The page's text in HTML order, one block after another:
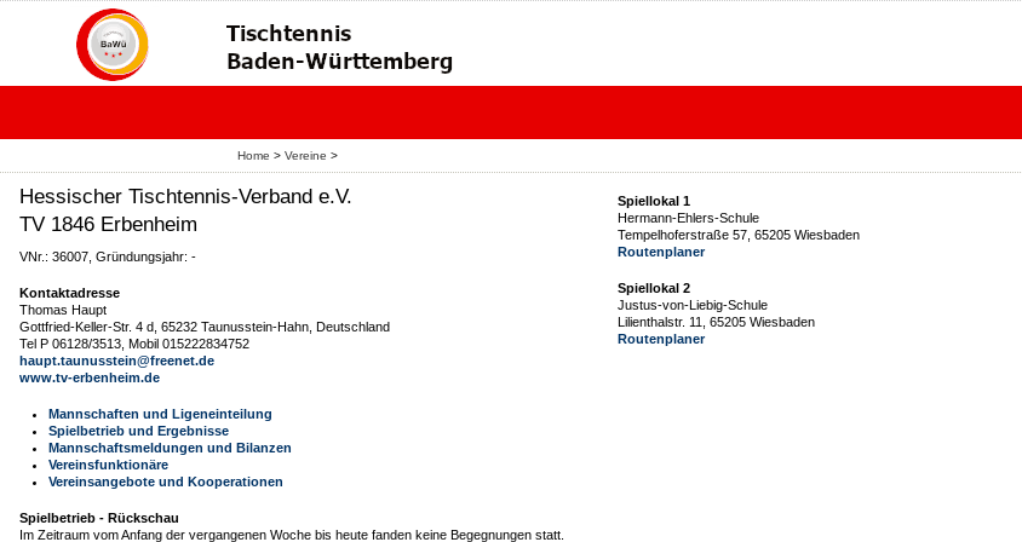
Home > Vereine >
Hessischer Tischtennis-Verband e.V.
TV 1846 Erbenheim
VNr.: 36007, Gründungsjahr: -
Kontaktadresse
Thomas Haupt
Gottfried-Keller-Str. 4 d, 65232 Taunusstein-Hahn, Deutschland
Tel P 06128/3513, Mobil 015222834752
haupt.taunusstein@freenet.de
www.tv-erbenheim.de
Mannschaften und Ligeneinteilung
Spielbetrieb und Ergebnisse
Mannschaftsmeldungen und Bilanzen
Vereinsfunktionäre
Vereinsangebote und Kooperationen
Spiellokal 1
Hermann-Ehlers-Schule
Tempelhoferstraße 57, 65205 Wiesbaden
Routenplaner
Spiellokal 2
Justus-von-Liebig-Schule
Lilienthalstr. 11, 65205 Wiesbaden
Routenplaner
Spielbetrieb - Rückschau
Im Zeitraum vom Anfang der vergangenen Woche bis heute fanden keine Begegnungen statt.